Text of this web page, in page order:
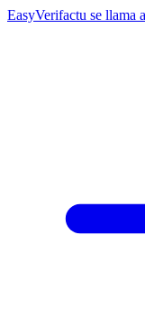
EasyVerifactu se llama